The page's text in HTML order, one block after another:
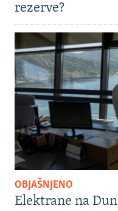
rezerve?
OBJAŠNJENO
Elektrane na